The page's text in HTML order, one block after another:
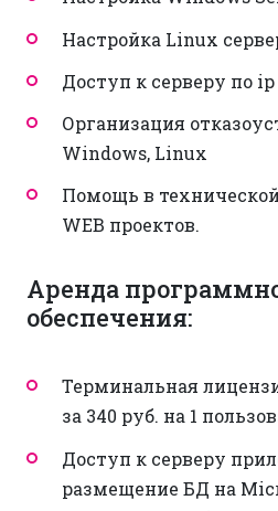
Настройка Linux
Доступ к серверу по
Организация
Windows, Linux
Помощь в
WEB проектов.
Аренда
обеспечения:
Терминальная
за 340 руб. на 1
Доступ к серверу
размещение БД на